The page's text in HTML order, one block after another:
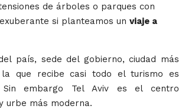
de árboles o parques con
si planteamos un viaje a
país, sede del gobierno, ciudad más
que recibe casi todo el turismo es
embargo Tel Aviv es el centro
urbe más moderna.